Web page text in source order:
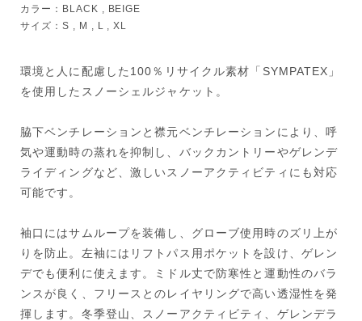
カラー：BLACK , BEIGE
サイズ：S , M , L , XL
環境と人に配慮した100％リサイクル素材「SYMPATEX」
を使用したスノーシェルジャケット。
脇下ベンチレーションと襟元ベンチレーションにより、呼
気や運動時の蒸れを抑制し、バックカントリーやゲレンデ
ライディングなど、激しいスノーアクティビティにも対応
可能です。
袖口にはサムループを装備し、グローブ使用時のズリ上が
りを防止。左袖にはリフトパス用ポケットを設け、ゲレン
デでも便利に使えます。ミドル丈で防寒性と運動性のバラ
ンスが良く、フリースとのレイヤリングで高い透湿性を発
揮します。冬季登山、スノーアクティビティ、ゲレンデラ